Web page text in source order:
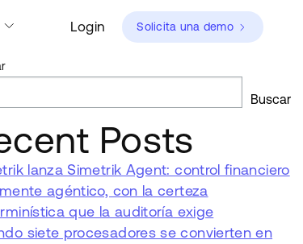
Login Solicita una demo
Buscar
Posts
lanza Simetrik Agent: control financiero
agéntico, con la certeza
que la auditoría exige
siete procesadores se convierten en